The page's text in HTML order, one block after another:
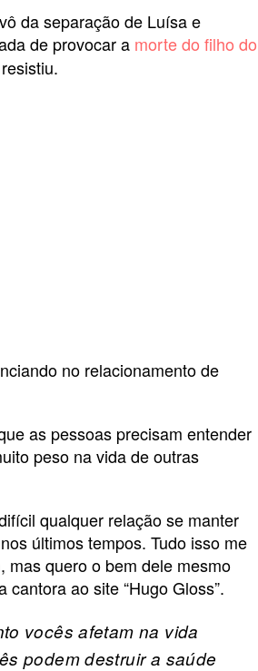
da separação de Luísa e
de provocar a morte do filho do
no relacionamento de
as pessoas precisam entender
peso na vida de outras
qualquer relação se manter
últimos tempos. Tudo isso me
mas quero o bem dele mesmo
ao site “Hugo Gloss”.
vocês afetam na vida
podem destruir a saúde